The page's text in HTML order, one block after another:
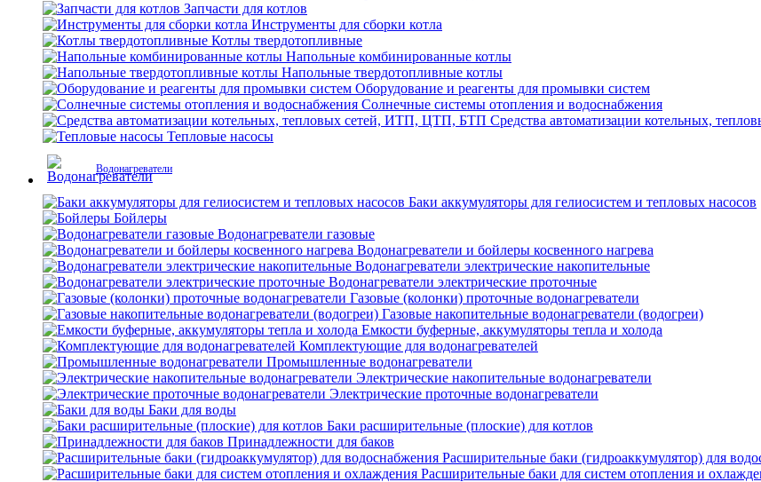
Запчасти для котлов
Инструменты для сборки котла
Котлы твердотопливные
Напольные комбинированные котлы
Напольные твердотопливные котлы
Оборудование и реагенты для промывки систем
Солнечные системы отопления и водоснабжения
Средства автоматизации котельных,
Тепловые насосы
Водонагреватели
Баки аккумуляторы для гелиосистем и тепловых насосов
Бойлеры
Водонагреватели газовые
Водонагреватели и бойлеры косвенного нагрева
Водонагреватели электрические накопительные
Водонагреватели электрические проточные
Газовые (колонки) проточные водонагреватели
Газовые накопительные водонагреватели (водогреи)
Емкости буферные, аккумуляторы тепла и холода
Комплектующие для водонагревателей
Промышленные водонагреватели
Электрические накопительные водонагреватели
Электрические проточные водонагреватели
Баки для воды
Баки расширительные (плоские) для котлов
Принадлежности для баков
Расширительные баки (гидроаккумулятор) для
Расширительные баки для систем отопления и